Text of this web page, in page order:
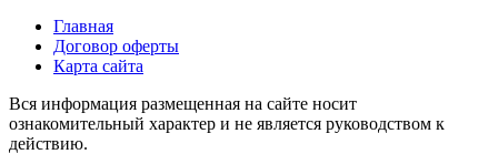
Главная
Договор оферты
Карта сайта
Вся информация размещенная на сайте носит
ознакомительный характер и не является руководством к
действию.